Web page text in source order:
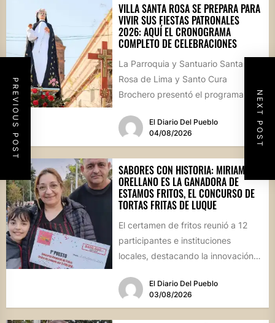
PREVIOUS POST NEXT POST
VILLA SANTA ROSA SE PREPARA PARA
VIVIR SUS FIESTAS PATRONALES
2026: AQUÍ EL CRONOGRAMA
COMPLETO DE CELEBRACIONES
La Parroquia y Santuario Santa
Rosa de Lima y Santo Cura
Brochero presentó el programa
El Diario Del Pueblo
04/08/2026
SABORES CON HISTORIA: MIRIAM
ORELLANO ES LA GANADORA DE
ESTAMOS FRITOS, EL CONCURSO DE
TORTAS FRITAS DE LUQUE
El certamen de fritos reunió a 12
participantes e instituciones
locales, destacando la innovación
El Diario Del Pueblo
03/08/2026